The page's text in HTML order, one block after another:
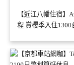
【近江八幡住宿】
程 賞櫻季入住1300